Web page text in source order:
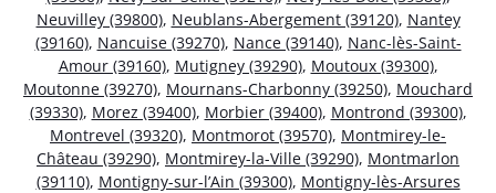
Neuvilley (39800), Neublans-Abergement (39120), Nantey
(39160), Nancuise (39270), Nance (39140), Nanc-lès-Saint-
Amour (39160), Mutigney (39290), Moutoux (39300),
Moutonne (39270), Mournans-Charbonny (39250), Mouchard
(39330), Morez (39400), Morbier (39400), Montrond (39300),
Montrevel (39320), Montmorot (39570), Montmirey-le-
Château (39290), Montmirey-la-Ville (39290), Montmarlon
(39110), Montigny-sur-l’Ain (39300), Montigny-lès-Arsures